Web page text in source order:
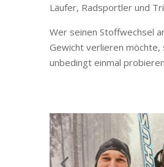
Läufer, Radsportler und
Wer seinen Stoffwechsel
Gewicht verlieren möchte,
unbedingt einmal